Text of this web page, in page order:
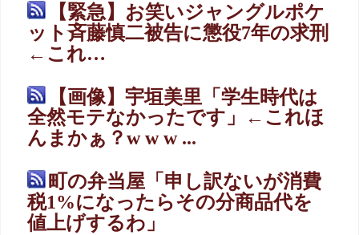
【緊急】お笑いジャングルポケ
ット斉藤慎二被告に懲役7年の求刑
←これ…
【画像】宇垣美里「学生時代は
全然モテなかったです」←これほ
んまかぁ？w w w ...
町の弁当屋「申し訳ないが消費
税1%になったらその分商品代を
値上げするわ」